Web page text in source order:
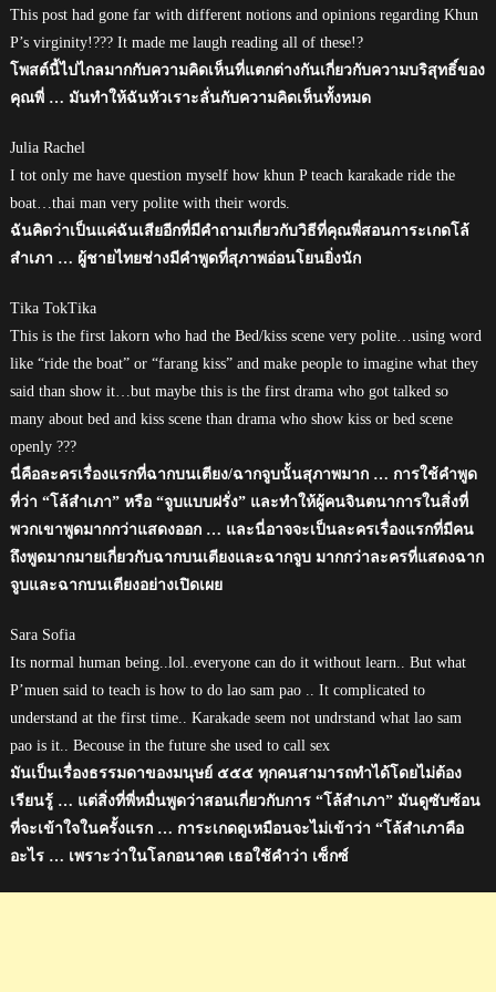
This post had gone far with different notions and opinions regarding Khun
P’s virginity!??? It made me laugh reading all of these!?
โพสต์นี้ไปไกลมากกับความคิดเห็นที่แตกต่างกันเกี่ยวกับความบริสุทธิ์ของ
คุณพี่ … มันทำให้ฉันหัวเราะลั่นกับความคิดเห็นทั้งหมด
Julia Rachel
I tot only me have question myself how khun P teach karakade ride the
boat…thai man very polite with their words.
ฉันคิดว่าเป็นแค่ฉันเสียอีกที่มีคำถามเกี่ยวกับวิธีที่คุณพี่สอนการะเกดโล้
สำเภา … ผู้ชายไทยช่างมีคำพูดที่สุภาพอ่อนโยนยิ่งนัก
Tika TokTika
This is the first lakorn who had the Bed/kiss scene very polite…using word
like “ride the boat” or “farang kiss” and make people to imagine what they
said than show it…but maybe this is the first drama who got talked so
many about bed and kiss scene than drama who show kiss or bed scene
openly ???
นี่คือละครเรื่องแรกที่ฉากบนเตียง/ฉากจูบนั้นสุภาพมาก … การใช้คำพูด
ที่ว่า “โล้สำเภา” หรือ “จูบแบบฝรั่ง” และทำให้ผู้คนจินตนาการในสิ่งที่
พวกเขาพูดมากกว่าแสดงออก … และนี่อาจจะเป็นละครเรื่องแรกที่มีคน
ถึงพูดมากมายเกี่ยวกับฉากบนเตียงและฉากจูบ มากกว่าละครที่แสดงฉาก
จูบและฉากบนเตียงอย่างเปิดเผย
Sara Sofia
Its normal human being..lol..everyone can do it without learn.. But what
P’muen said to teach is how to do lao sam pao .. It complicated to
understand at the first time.. Karakade seem not undrstand what lao sam
pao is it.. Becouse in the future she used to call sex
มันเป็นเรื่องธรรมดาของมนุษย์ ๕๕๕ ทุกคนสามารถทำได้โดยไม่ต้อง
เรียนรู้ … แต่สิ่งที่พี่หมื่นพูดว่าสอนเกี่ยวกับการ “โล้สำเภา” มันดูซับซ้อน
ที่จะเข้าใจในครั้งแรก … การะเกดดูเหมือนจะไม่เข้าว่า “โล้สำเภาคือ
อะไร … เพราะว่าในโลกอนาคต เธอใช้คำว่า เซ็กซ์